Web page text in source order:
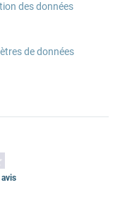
des données
de données
avis